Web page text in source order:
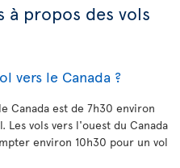
à propos des vols
vers le Canada ?
Canada est de 7h30 environ
vols vers l'ouest du Canada
environ 10h30 pour un vol